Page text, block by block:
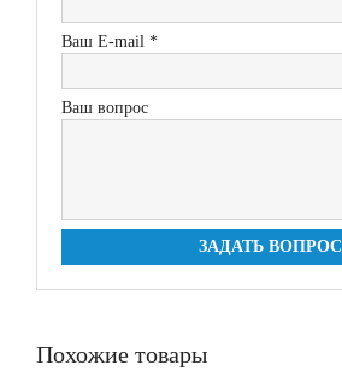
Ваш E-mail *
Ваш вопрос
ЗАДАТЬ ВОПРОС
Похожие товары